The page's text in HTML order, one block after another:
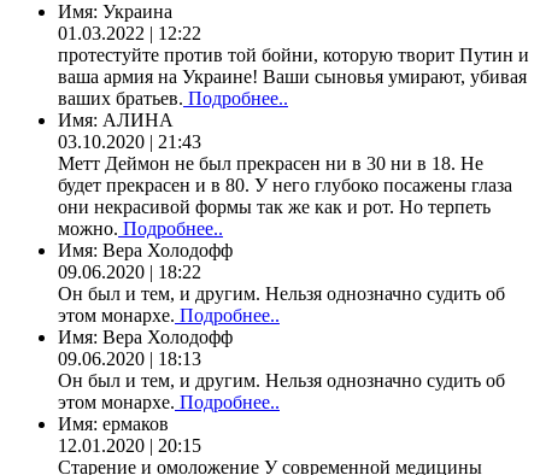
Имя: Украина
01.03.2022 | 12:22
протестуйте против той бойни, которую творит Путин и
ваша армия на Украине! Ваши сыновья умирают, убивая
ваших братьев. Подробнее..
Имя: АЛИНА
03.10.2020 | 21:43
Метт Деймон не был прекрасен ни в 30 ни в 18. Не
будет прекрасен и в 80. У него глубоко посажены глаза
они некрасивой формы так же как и рот. Но терпеть
можно. Подробнее..
Имя: Вера Холодофф
09.06.2020 | 18:22
Он был и тем, и другим. Нельзя однозначно судить об
этом монархе. Подробнее..
Имя: Вера Холодофф
09.06.2020 | 18:13
Он был и тем, и другим. Нельзя однозначно судить об
этом монархе. Подробнее..
Имя: ермаков
12.01.2020 | 20:15
Старение и омоложение У современной медицины